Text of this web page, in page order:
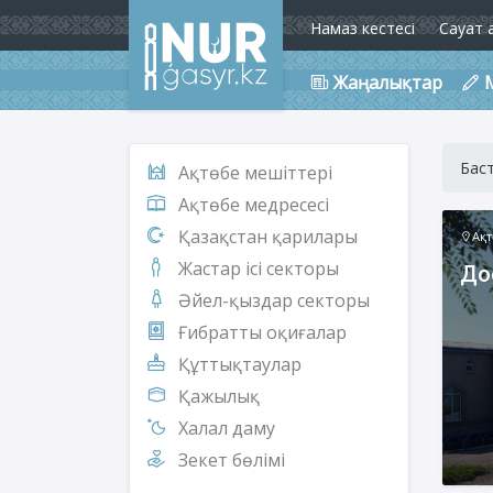
Намаз кестесі Сауат
Жаңалықтар
Ақтөбе мешіттері
Ақтөбе медресесі
Қазақстан қарилары
Жастар ісі секторы
Әйел-қыздар секторы
Ғибратты оқиғалар
Құттықтаулар
Қажылық
Халал даму
Зекет бөлімі